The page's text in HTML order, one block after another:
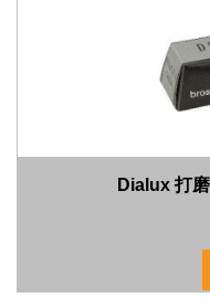
Dialux 打